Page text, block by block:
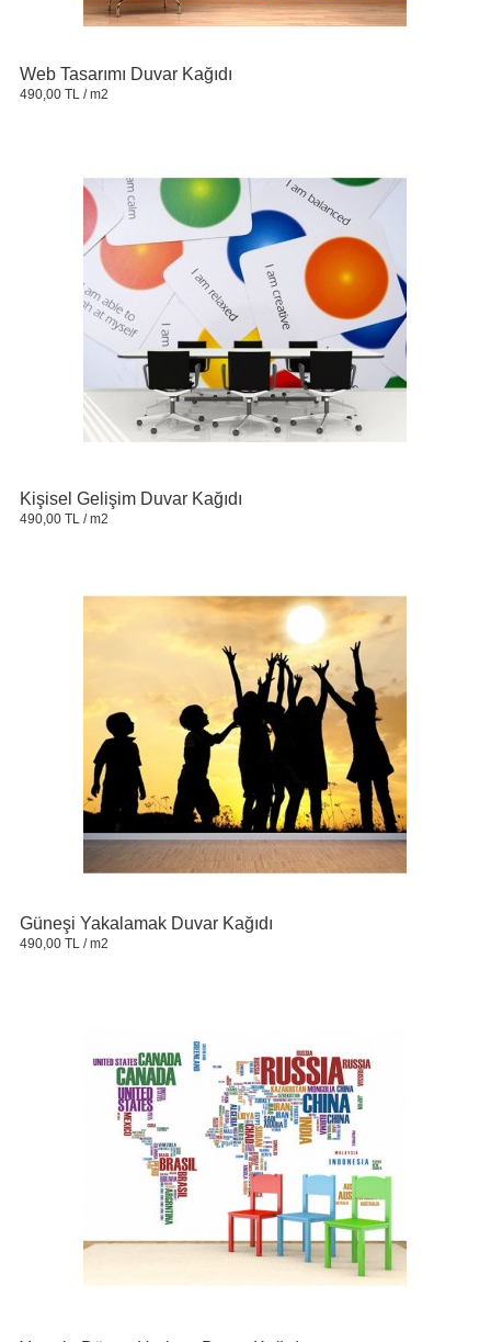
Web Tasarımı Duvar Kağıdı
490,00 TL / m2
Kişisel Gelişim Duvar Kağıdı
490,00 TL / m2
Güneşi Yakalamak Duvar Kağıdı
490,00 TL / m2